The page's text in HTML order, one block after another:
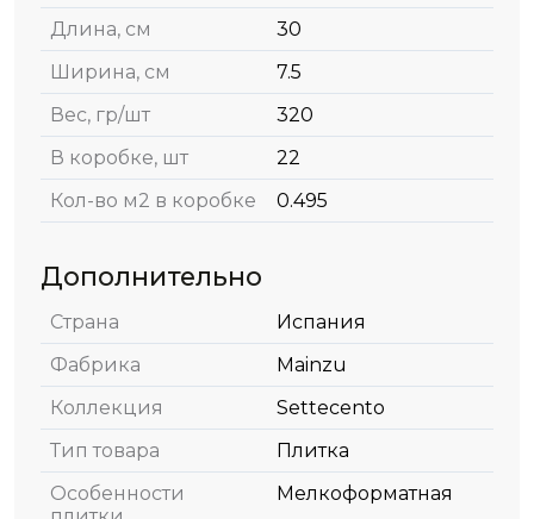
Длина, см
30
Ширина, см
7.5
Вес, гр/шт
320
В коробке, шт
22
Кол-во м2 в коробке
0.495
Дополнительно
Страна
Испания
Фабрика
Mainzu
Коллекция
Settecento
Тип товара
Плитка
Особенности
Мелкоформатная